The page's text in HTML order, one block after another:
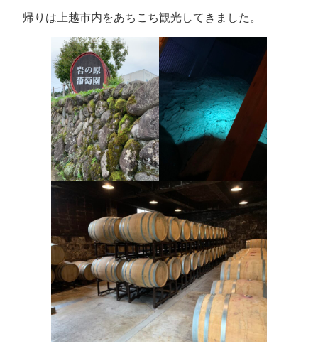
帰りは上越市内をあちこち観光してきました。